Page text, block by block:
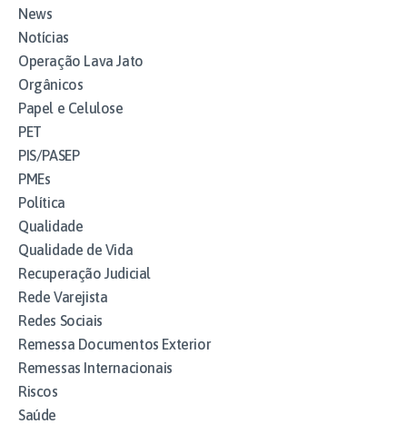
News
Notícias
Operação Lava Jato
Orgânicos
Papel e Celulose
PET
PIS/PASEP
PMEs
Política
Qualidade
Qualidade de Vida
Recuperação Judicial
Rede Varejista
Redes Sociais
Remessa Documentos Exterior
Remessas Internacionais
Riscos
Saúde